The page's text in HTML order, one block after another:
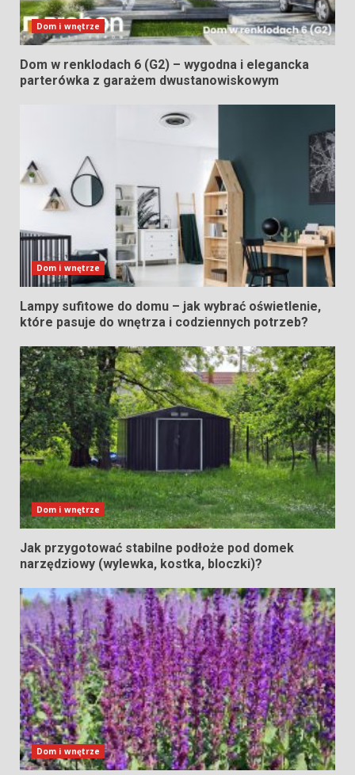
Dom i wnętrze
Dom w renklodach 6 (G2) – wygodna i elegancka
parterówka z garażem dwustanowiskowym
Dom i wnętrze
Lampy sufitowe do domu – jak wybrać oświetlenie,
które pasuje do wnętrza i codziennych potrzeb?
Dom i wnętrze
Jak przygotować stabilne podłoże pod domek
narzędziowy (wylewka, kostka, bloczki)?
Dom i wnętrze